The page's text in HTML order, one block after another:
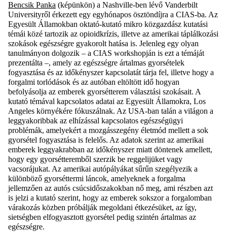
Bencsik Panka (képünkön) a Nashville-ben lévő Vanderbilt
Universityről érkezett egy egyhónapos ösztöndíjra a CIAS-ba. Az
Egyesült Államokban oktató-kutató mikro közgazdász kutatási
témái közé tartozik az opioidkrízis, illetve az amerikai táplálkozási
szokások egészségre gyakorolt hatása is. Jelenleg egy olyan
tanulmányon dolgozik – a CIAS workshopján is ezt a témáját
prezentálta –, amely az egészségre ártalmas gyorsételek
fogyasztása és az időkényszer kapcsolatát tárja fel, illetve hogy a
forgalmi torlódások és az autóban eltöltött idő hogyan
befolyásolja az emberek gyorsétterem választási szokásait. A
kutató témával kapcsolatos adatai az Egyesült Államokra, Los
Angeles környékére fókuszálnak. Az USA-ban talán a világon a
leggyakoribbak az elhízással kapcsolatos egészségügyi
problémák, amelyekért a mozgásszegény életmód mellett a sok
gyorsétel fogyasztása is felelős. Az adatok szerint az amerikai
emberek leggyakrabban az időkényszer miatt döntenek amellett,
hogy egy gyorsétteremből szerzik be reggelijüket vagy
vacsorájukat. Az amerikai autópályákat sűrűn szegélyezik a
különböző gyorséttermi láncok, amelyeknek a forgalma
jellemzően az autós csúcsidőszakokban nő meg, ami részben azt
is jelzi a kutató szerint, hogy az emberek sokszor a forgalomban
várakozás közben próbálják megoldani étkezésüket, az így,
sietségben elfogyasztott gyorsétel pedig szintén ártalmas az
egészségre.